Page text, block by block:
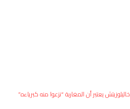
العالم